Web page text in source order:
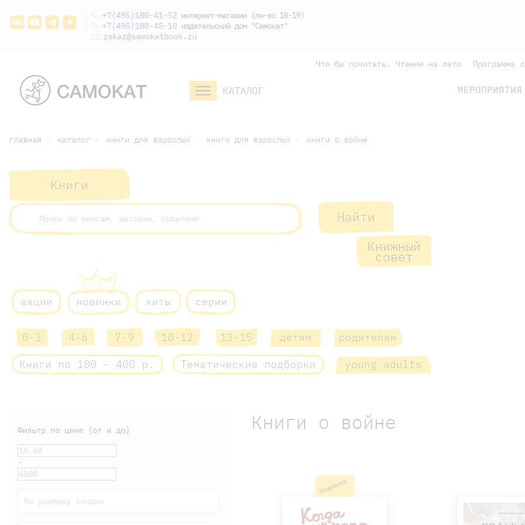
+7(495)180-41-52 интернет-магазин (пн-вс 10-19)
+7(495)180-45-10 издательский дом "Самокат"
zakaz@samokatbook.ru
Что бы почитать. Чтение на лето Программа
КАТАЛОГ МЕРОПРИЯТИЯ
дошкольникам
главная каталог книги для взрослых книги для взрослых книги о войне
Книги
Найти
Книжный
совет
малышам и
дошкольникам
младшим школьникам подросткам
акции новинки хиты серии
0-3 4-6 7-9 10-12 13-15 детям
родителям
Книги по 100 - 400 р.
Тематические подборки young adults
Фильтр по цене (от и до)
-
По размеру скидки
Книги о войне
Новинка